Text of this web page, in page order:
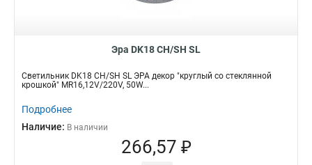
Эра DK18 CH/SH SL
Светильник DK18 CH/SH SL ЭРА декор "круглый со стеклянной
крошкой" MR16,12V/220V, 50W...
Подробнее
Наличие: В наличии
266,57 ₽